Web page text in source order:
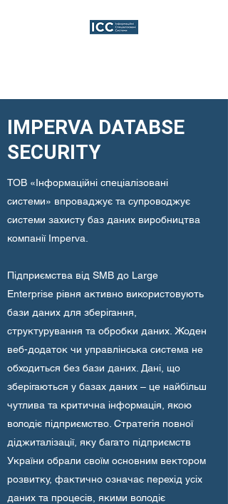
IMPERVA DATABSE
SECURITY
ТОВ «Інформаційні спеціалізовані
системи» впроваджує та супроводжує
системи захисту баз даних виробництва
компанії Imperva.
Підприємства від SMB до Large
Enterprise рівня активно використовують
бази даних для зберігання,
структурування та обробки даних. Жоден
веб-додаток чи управлінська система не
обходиться без бази даних. Дані, що
зберігаються у базах даних – це найбільш
чутлива та критична інформація, якою
володіє підприємство. Стратегія повної
діджиталізації, яку багато підприємств
України обрали своїм основним вектором
розвитку, фактично означає перехід усіх
даних та процесів, якими володіє